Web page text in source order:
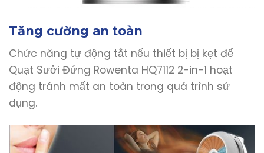
Tăng cường an toàn
Chức năng tự động tắt nếu thiết bị bị kẹt để
Quạt Sưởi Đứng Rowenta HQ7112 2-in-1 hoạt
động tránh mất an toàn trong quá trình sử
dụng.